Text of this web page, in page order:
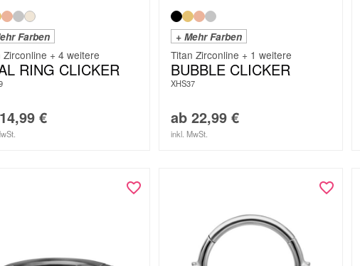
Farben
Zirconline + 4 weitere
RING CLICKER
14,99 €
+ Mehr Farben
Titan Zirconline + 1 weitere
BUBBLE CLICKER
XHS37
ab 22,99 €
inkl. MwSt.